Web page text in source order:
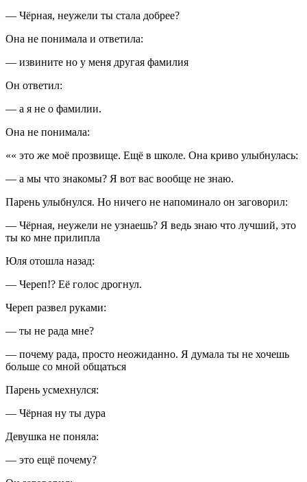
— Чёрная, неужели ты стала добрее?
Она не понимала и ответила:
— извините но у меня другая фамилия
Он ответил:
— а я не о фамилии.
Она не понимала:
«« это же моё прозвище. Ещё в школе. Она криво улыбнулась:
— а мы что знакомы? Я вот вас вообще не знаю.
Парень улыбнулся. Но ничего не напоминало он заговорил:
— Чёрная, неужели не узнаешь? Я ведь знаю что лучший, это
ты ко мне прилипла
Юля отошла назад:
— Череп!? Её голос дрогнул.
Череп развел руками:
— ты не рада мне?
— почему рада, просто неожиданно. Я думала ты не хочешь
больше со мной общаться
Парень усмехнулся:
— Чёрная ну ты дура
Девушка не поняла:
— это ещё почему?